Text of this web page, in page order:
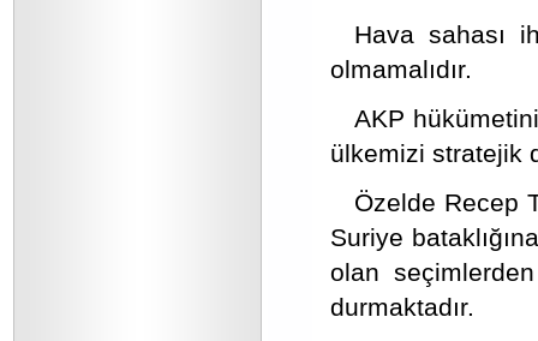
Hava sahası
olmamalıdır.
AKP
ülkemizi stratejik
Özelde Recep
Suriye
olan
durmaktadır.